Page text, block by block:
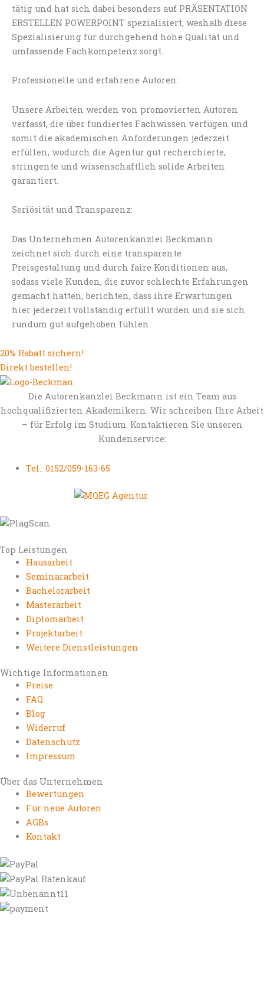
tätig und hat sich dabei besonders auf PRÄSENTATION
ERSTELLEN POWERPOINT spezialisiert, weshalb diese
Spezialisierung für durchgehend hohe Qualität und
umfassende Fachkompetenz sorgt.
Professionelle und erfahrene Autoren:
Unsere Arbeiten werden von promovierten Autoren
verfasst, die über fundiertes Fachwissen verfügen und
somit die akademischen Anforderungen jederzeit
erfüllen, wodurch die Agentur gut recherchierte,
stringente und wissenschaftlich solide Arbeiten
garantiert.
Seriösität und Transparenz:
Das Unternehmen Autorenkanzlei Beckmann
zeichnet sich durch eine transparente
Preisgestaltung und durch faire Konditionen aus,
sodass viele Kunden, die zuvor schlechte Erfahrungen
gemacht hatten, berichten, dass ihre Erwartungen
hier jederzeit vollständig erfüllt wurden und sie sich
rundum gut aufgehoben fühlen.
20% Rabatt sichern!
Direkt bestellen!
Die Autorenkanzlei Beckmann ist ein Team aus
hochqualifizierten Akademikern. Wir schreiben Ihre Arbeit
– für Erfolg im Studium. Kontaktieren Sie unseren
Kundenservice:
Tel.: 0152/059-163-65
Top Leistungen
Hausarbeit
Seminararbeit
Bachelorarbeit
Masterarbeit
Diplomarbeit
Projektarbeit
Weitere Dienstleistungen
Wichtige Informationen
Preise
FAQ
Blog
Widerruf
Datenschutz
Impressum
Über das Unternehmen
Bewertungen
Für neue Autoren
AGBs
Kontakt